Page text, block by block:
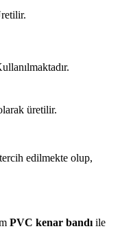
üretilir.
edilmekte olup,
PVC kenar bandı ile